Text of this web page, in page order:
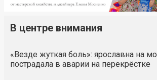
В центре внимания
«Везде жуткая боль»: ярославна на
пострадала в аварии на перекрёстке